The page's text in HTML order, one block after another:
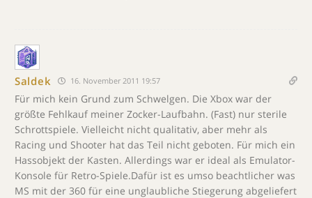
Saldek 16. November 2011 19:57
Für mich kein Grund zum Schwelgen. Die Xbox war der
größte Fehlkauf meiner Zocker-Laufbahn. (Fast) nur sterile
Schrottspiele. Vielleicht nicht qualitativ, aber mehr als
Racing und Shooter hat das Teil nicht geboten. Für mich ein
Hassobjekt der Kasten. Allerdings war er ideal als Emulator-
Konsole für Retro-Spiele.Dafür ist es umso beachtlicher was
MS mit der 360 für eine unglaubliche Stiegerung abgeliefert